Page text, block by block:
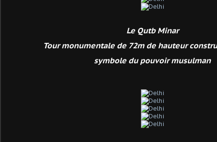
Le Qutb Minar
Tour monumentale de 72m de hauteur
symbole du pouvoir musulman